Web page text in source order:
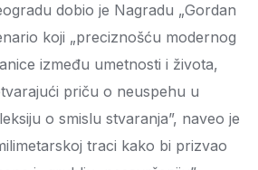
dobio je Nagradu „Gordan
koji „preciznošću modernog
između umetnosti i života,
priču o neuspehu u
o smislu stvaranja”, naveo je
traci kako bi prizvao